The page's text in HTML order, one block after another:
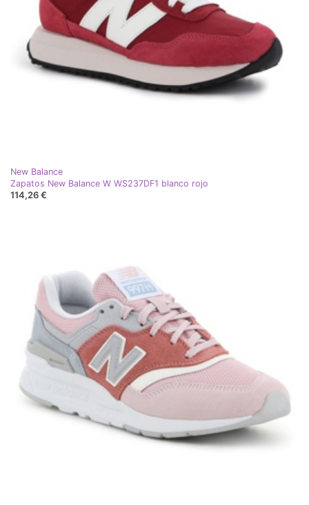
New Balance
Zapatos New Balance W WS237DF1 blanco rojo
114,26 €